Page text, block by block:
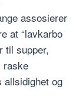
assosierer
at “lavkarbo
til supper,
raske
allsidighet og